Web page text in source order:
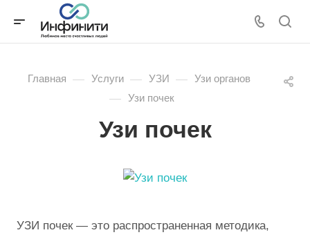
Главная — Услуги — УЗИ — Узи органов
— Узи почек
Узи почек
УЗИ почек — это распространенная методика,